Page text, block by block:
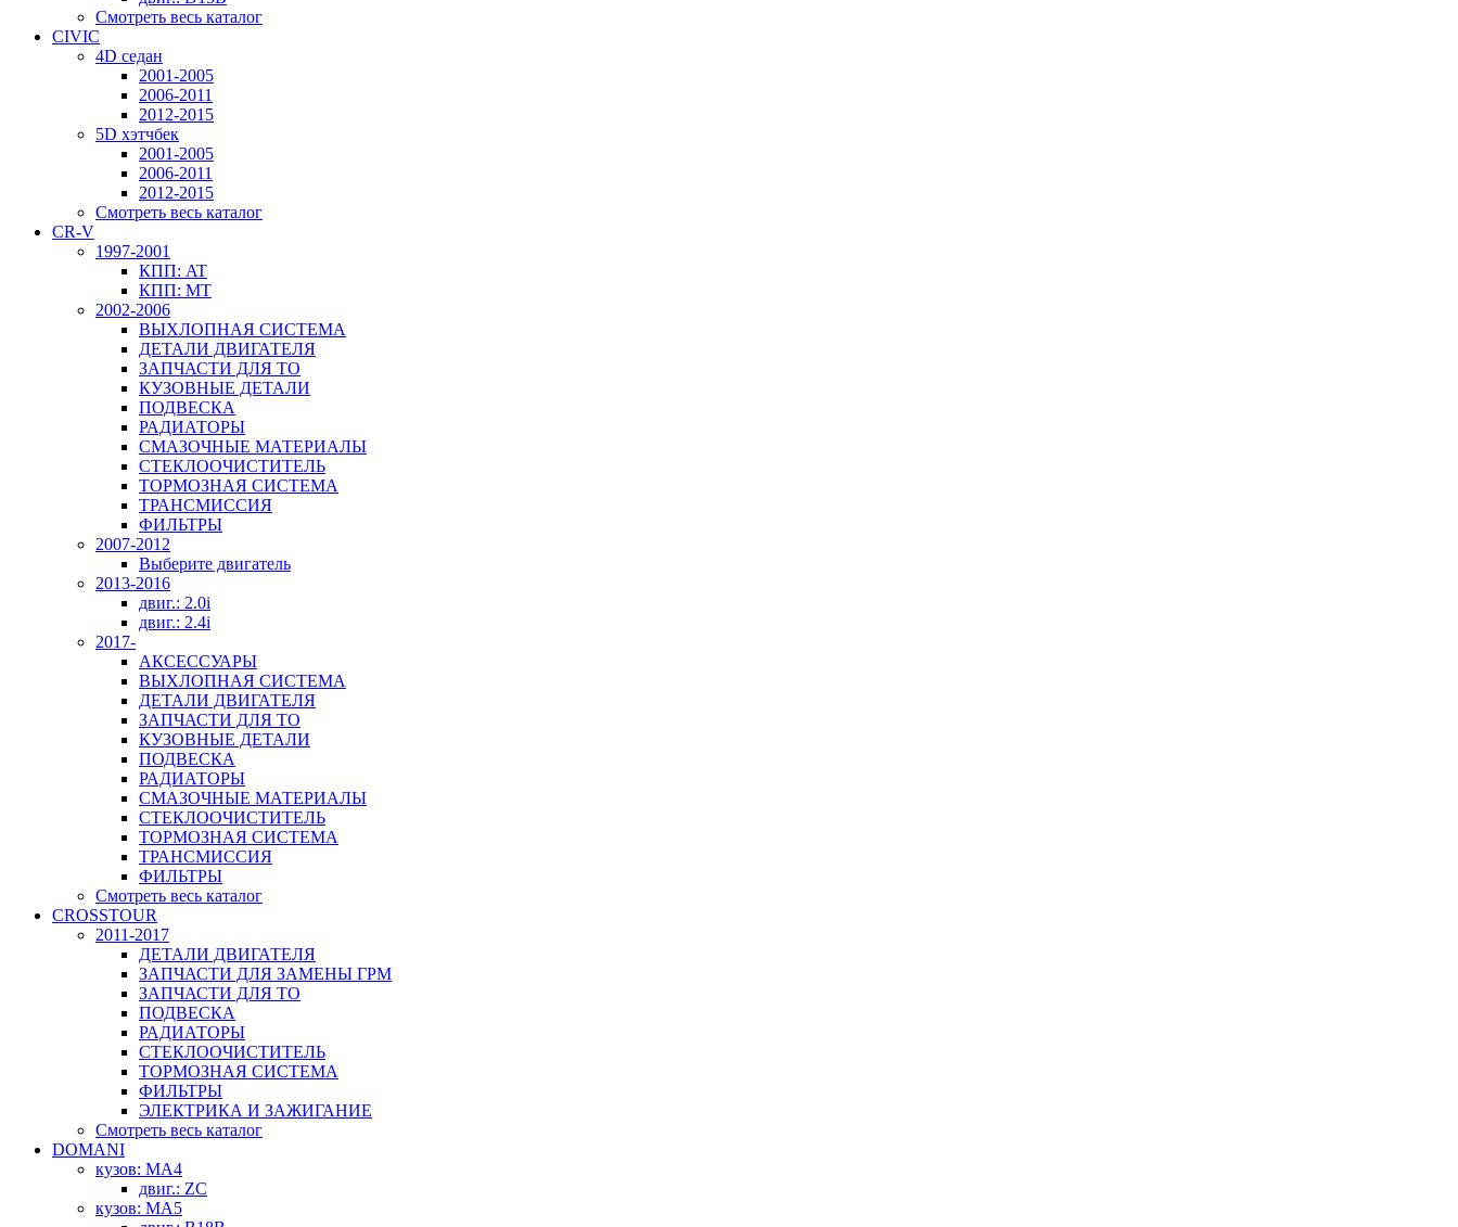
Смотреть весь каталог
CIVIC
4D седан
2001-2005
2006-2011
2012-2015
5D хэтчбек
2001-2005
2006-2011
2012-2015
Смотреть весь каталог
CR-V
1997-2001
КПП: AT
КПП: MT
2002-2006
ВЫХЛОПНАЯ СИСТЕМА
ДЕТАЛИ ДВИГАТЕЛЯ
ЗАПЧАСТИ ДЛЯ ТО
КУЗОВНЫЕ ДЕТАЛИ
ПОДВЕСКА
РАДИАТОРЫ
СМАЗОЧНЫЕ МАТЕРИАЛЫ
СТЕКЛООЧИСТИТЕЛЬ
ТОРМОЗНАЯ СИСТЕМА
ТРАНСМИССИЯ
ФИЛЬТРЫ
2007-2012
Выберите двигатель
2013-2016
двиг.: 2.0i
двиг.: 2.4i
2017-
АКСЕССУАРЫ
ВЫХЛОПНАЯ СИСТЕМА
ДЕТАЛИ ДВИГАТЕЛЯ
ЗАПЧАСТИ ДЛЯ ТО
КУЗОВНЫЕ ДЕТАЛИ
ПОДВЕСКА
РАДИАТОРЫ
СМАЗОЧНЫЕ МАТЕРИАЛЫ
СТЕКЛООЧИСТИТЕЛЬ
ТОРМОЗНАЯ СИСТЕМА
ТРАНСМИССИЯ
ФИЛЬТРЫ
Смотреть весь каталог
CROSSTOUR
2011-2017
ДЕТАЛИ ДВИГАТЕЛЯ
ЗАПЧАСТИ ДЛЯ ЗАМЕНЫ ГРМ
ЗАПЧАСТИ ДЛЯ ТО
ПОДВЕСКА
РАДИАТОРЫ
СТЕКЛООЧИСТИТЕЛЬ
ТОРМОЗНАЯ СИСТЕМА
ФИЛЬТРЫ
ЭЛЕКТРИКА И ЗАЖИГАНИЕ
Смотреть весь каталог
DOMANI
кузов: MA4
двиг.: ZC
кузов: MA5